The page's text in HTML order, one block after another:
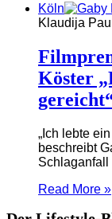
Köln
Klaudija
Köster
„Ich lebte
beschreibt
Read More »